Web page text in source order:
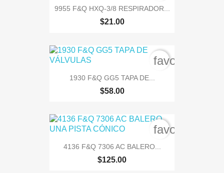
9955 F&Q HXQ-3/8 RESPIRADOR...
$21.00
1930 F&Q GG5 TAPA DE...
$58.00
4136 F&Q 7306 AC BALERO...
$125.00